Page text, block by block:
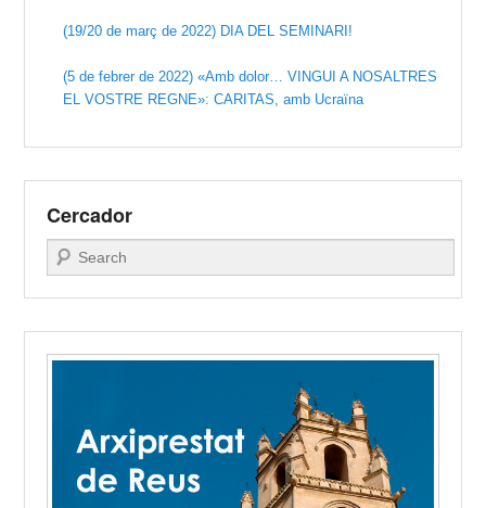
(19/20 de març de 2022) DIA DEL SEMINARI!
(5 de febrer de 2022) «Amb dolor… VINGUI A NOSALTRES
EL VOSTRE REGNE»: CARITAS, amb Ucraïna
Cercador
Search